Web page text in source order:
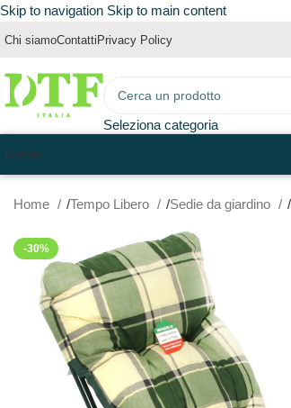
Skip to navigation Skip to main content
Chi siamoContattiPrivacy Policy
Seleziona categoria
Home
Home Tempo Libero Sedie da giardino
-30%